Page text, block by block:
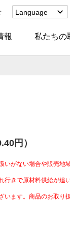
Language
(Corporate)
報 私たちの
円）
いがない場合や販売地
行きで原材料供給が追
います。商品のお取り